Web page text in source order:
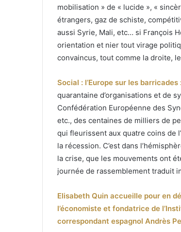
mobilisation » de « lucide », «
étrangers, gaz de schiste,
aussi Syrie, Mali, etc… si François
orientation et nier tout virage
convaincus, tout comme la droite,
Social : l’Europe sur les barricades
quarantaine d’organisations et de
Confédération Européenne des
etc., des centaines de milliers de
qui fleurissent aux quatre coins de
la récession. C’est dans
la crise, que les mouvements ont
journée de rassemblement traduit
Elisabeth Quin accueille pour en
l’économiste et fondatrice de
correspondant espagnol Andrès